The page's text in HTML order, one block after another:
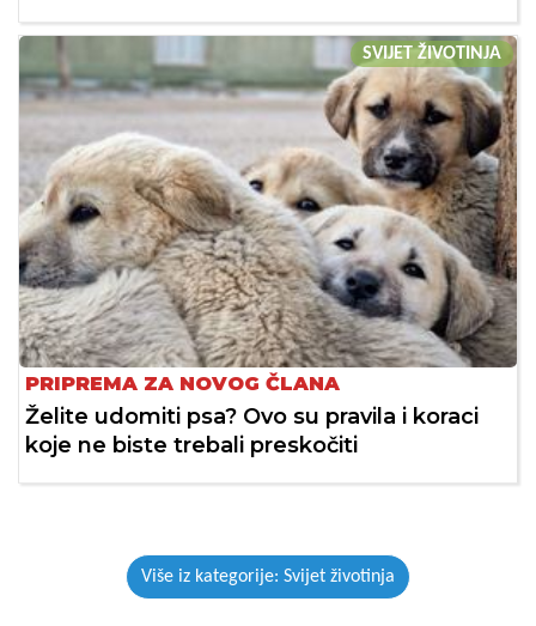
SVIJET ŽIVOTINJA
PRIPREMA ZA NOVOG ČLANA
Želite udomiti psa? Ovo su pravila i koraci
koje ne biste trebali preskočiti
Više iz kategorije: Svijet životinja